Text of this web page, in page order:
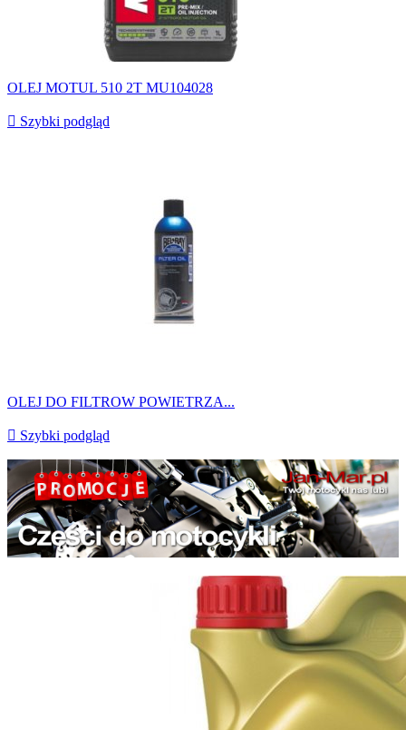
OLEJ MOTUL 510 2T MU104028
 Szybki podgląd
OLEJ DO FILTROW POWIETRZA...
 Szybki podgląd